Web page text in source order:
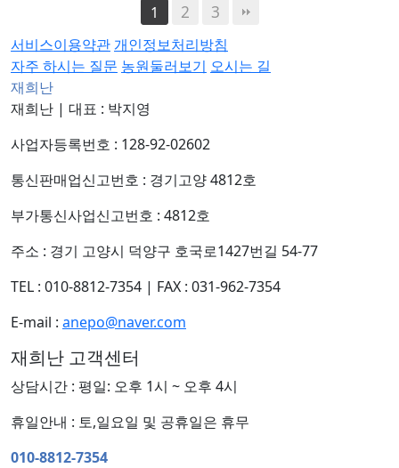
1
2 3
서비스이용약관 개인정보처리방침
자주 하시는 질문 농원둘러보기 오시는 길
재희난
재희난 | 대표 : 박지영
사업자등록번호 : 128-92-02602
통신판매업신고번호 : 경기고양 4812호
부가통신사업신고번호 : 4812호
주소 : 경기 고양시 덕양구 호국로1427번길 54-77
TEL : 010-8812-7354 | FAX : 031-962-7354
E-mail : anepo@naver.com
재희난 고객센터
상담시간 : 평일: 오후 1시 ~ 오후 4시
휴일안내 : 토,일요일 및 공휴일은 휴무
010-8812-7354